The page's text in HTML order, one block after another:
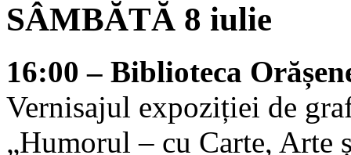
SÂMBĂTĂ 8 iulie
16:00 – Biblioteca
Vernisajul expoziției de
„Humorul – cu Carte, Arte